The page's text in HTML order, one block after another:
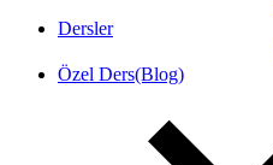
Dersler
Özel Ders(Blog)